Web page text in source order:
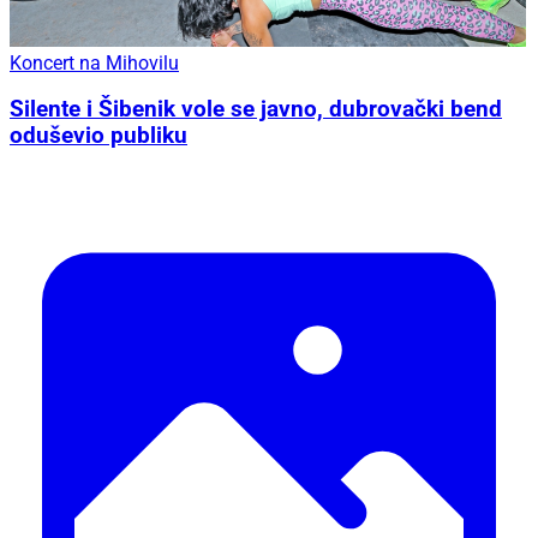
Koncert na Mihovilu
Silente i Šibenik vole se javno, dubrovački bend
oduševio publiku